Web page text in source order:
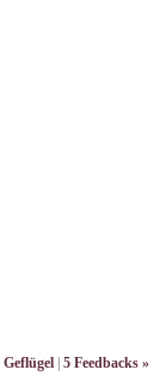
Geflügel 5 Feedbacks »